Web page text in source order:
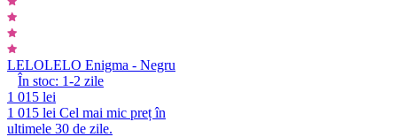
LELOLELO Enigma - Negru
În stoc: 1-2 zile
1 015 lei
1 015 lei Cel mai mic preț în
ultimele 30 de zile.